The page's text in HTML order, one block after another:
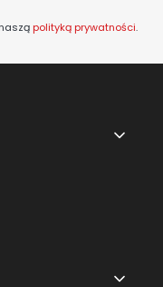
polityką prywatności.